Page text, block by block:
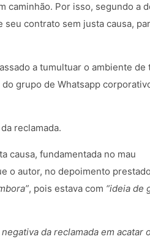
Por isso, segundo a
contrato sem justa causa,
a tumultuar o ambiente de
grupo de Whatsapp
reclamada.
causa, fundamentada no mau
o autor, no depoimento
, pois estava com “ideia de
da reclamada em acatar